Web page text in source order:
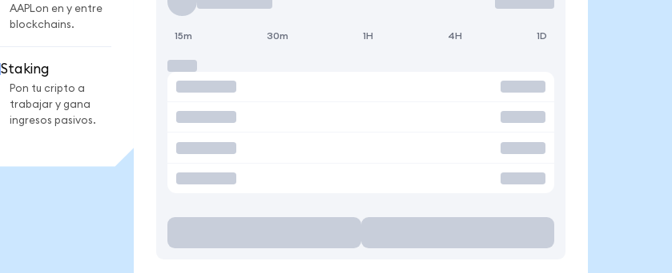
AAPLon en y entre
blockchains.
Staking
Pon tu cripto a
trabajar y gana
ingresos pasivos.
15m 30m 1H 4H 1D